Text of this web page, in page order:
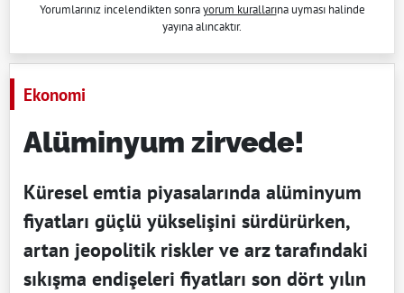
Yorumlarınız incelendikten sonrayorum kurallarına uyması halinde
yayına alıncaktır.
Ekonomi
Alüminyum zirvede!
Küresel emtia piyasalarında alüminyum
fiyatları güçlü yükselişini sürdürürken,
artan jeopolitik riskler ve arz tarafındaki
sıkışma endişeleri fiyatları son dört yılın